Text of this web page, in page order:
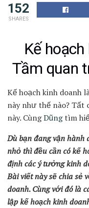
152
SHARES
Kế
Tầm quan
Kế hoạch kinh doanh
này như thế nào? Tất
này. CùngDũngtìm
Dù bạn đang vận
nhỏ thì đều cần có kế
định các ý tưởng kinh
Bài viết này sẽ chia sẻ
doanh. Cùng với đó là
lập kế hoạch kinh